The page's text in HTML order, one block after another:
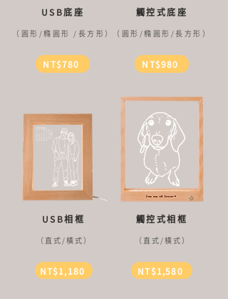
USB底座
（圓形/橢圓形 /長方形）
NT$780
觸控式底座
​（圓形/橢圓形/長方形）
NT$980
USB相框
（直式/橫式）
NT$1,180
觸控式相框
（直式/橫式）
NT$1,580